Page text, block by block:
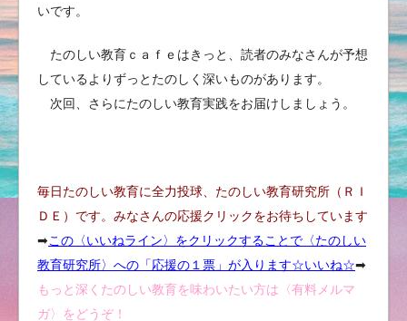
いです。
たのしい教育ｃａｆｅはきっと、読者のみなさんが予想
しているよりずっとたのしく深いものがあります。
次回、さらにたのしい教育実践をお届けしましょう。
毎日たのしい教育に全力投球、たのしい教育研究所（ＲＩ
ＤＥ）です。みなさんの応援クリックをお待ちしています
➡︎この〈いいねライン〉をクリックすることで〈たのしい
教育研究所〉への「応援の１票」が入ります☆いいね☆➡︎
もっと深くたのしい教育を味わいたい方は〈有料メルマ
ガ〉をどうぞ！